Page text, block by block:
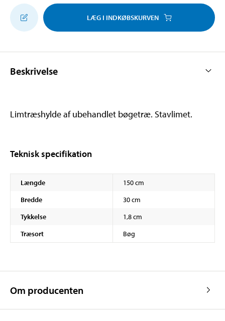
LÆG I INDKØBSKURVEN
Beskrivelse
Limtræshylde af ubehandlet bøgetræ. Stavlimet.
Teknisk specifikation
Længde
150 cm
Bredde
30 cm
Tykkelse
1,8 cm
Træsort
Bøg
Om producenten